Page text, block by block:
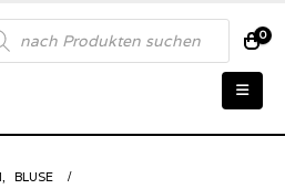
0
,
BLUSE